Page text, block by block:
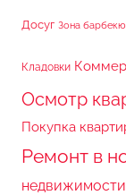
Досуг Зона барбекю
Кладовки
Осмотр
Покупка
Ремонт в
недвижимости